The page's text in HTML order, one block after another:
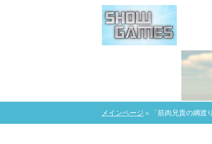
メインページ > 「筋肉兄貴の綱渡